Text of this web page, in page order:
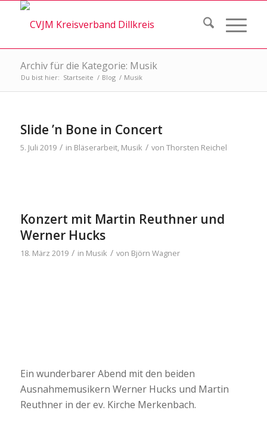
Archiv für die Kategorie: Musik
Du bist hier: Startseite / Blog / Musik
Slide ’n Bone in Concert
5. Juli 2019 / in Bläserarbeit, Musik / von Thorsten Reichel
Konzert mit Martin Reuthner und
Werner Hucks
18. März 2019 / in Musik / von Björn Wagner
Ein wunderbarer Abend mit den beiden
Ausnahmemusikern Werner Hucks und Martin
Reuthner in der ev. Kirche Merkenbach.